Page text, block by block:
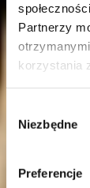
Partnerzy
korzystania
zgody
Niezbędne
Preferencje